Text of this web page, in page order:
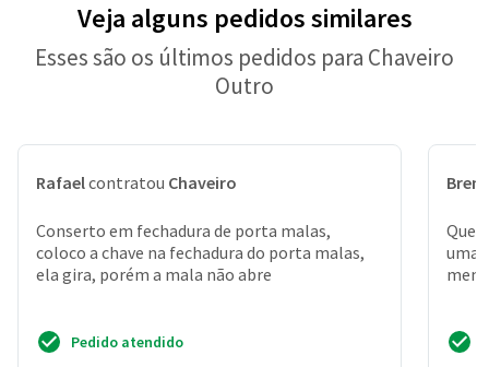
Veja alguns pedidos similares
Esses são os últimos pedidos para Chaveiro
Outro
Rafaelcontratou Chaveiro
Conserto em fechadura de porta malas,
coloco a chave na fechadura do porta malas,
ela gira, porém a mala não abre
Pedido atendido
uma